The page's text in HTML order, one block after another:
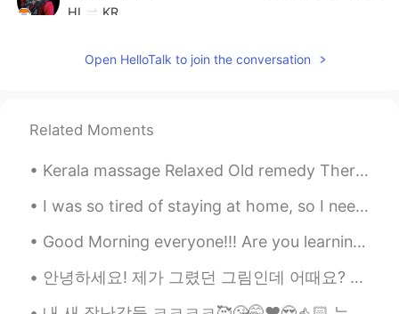
HI KR
씨앗을 심는 날은 열매를 먹는 날이 아닙니
Sania 사니아 2020.10.30 11:10
HI KR
@Andrea 오케이.
Andrea 2020.10.30 11:00
Open HelloTalk to join the conversation
Related Moments
Kerala massage Relaxed Old remedy Therapy massage ☺️😉🤤✌🏻👍🏻❤️💆💜 I found this cute puppy at mass...
I was so tired of staying at home, so I need a time from this covid situation and want to spend t...
Good Morning everyone!!! Are you learning english or looking for a language partner?? Maybe we...
안녕하세요! 제가 그렸던 그림인데 어때요? ☺️ 한국어 글은 인스타그램에서 ‘@lii_byel’이라는 분의 프로파일에서 봤습니다! 😊 그리고 제가 이 포스트에서 이 글을 영어...